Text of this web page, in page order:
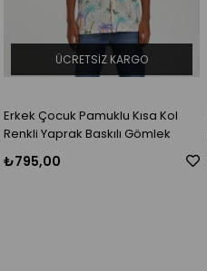
Erkek Çocuk Pamuklu Kısa Kol
Renkli Yaprak Baskılı Gömlek
₺795,00
ÜCRETSIZ KARGO